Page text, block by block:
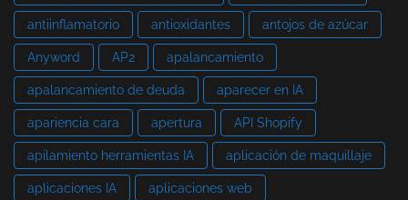
antiinflamatorio antioxidantes antojos de azúcar
Anyword AP2 apalancamiento
apalancamiento de deuda aparecer en IA
apariencia cara apertura API Shopify
apilamiento herramientas IA aplicación de maquillaje
aplicaciones IA aplicaciones web